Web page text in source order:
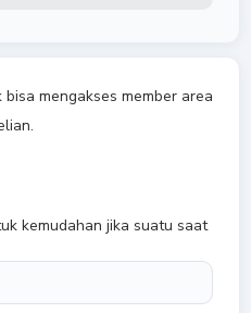
mengakses member area
kemudahan jika suatu saat